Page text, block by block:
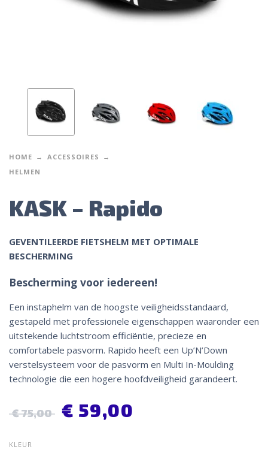
HOME
ACCESSOIRES
HELMEN
KASK – Rapido
GEVENTILEERDE FIETSHELM MET OPTIMALE
BESCHERMING
Bescherming voor iedereen!
Een instaphelm van de hoogste veiligheidsstandaard,
gestapeld met professionele eigenschappen waaronder een
uitstekende luchtstroom efficiëntie, precieze en
comfortabele pasvorm. Rapido heeft een Up’N’Down
verstelsysteem voor de pasvorm en Multi In-Moulding
technologie die een hogere hoofdveiligheid garandeert.
€75,00 € 59,00
KLEUR